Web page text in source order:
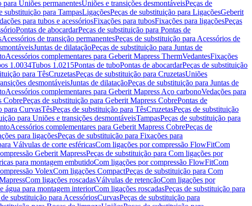
para Uniões permanentesUniões e transições desmontáveisPeças de
substituição para TampasLigaçõesPeças de substituição para LigaçõesGeberit
para tubos e acessóriosFixações para tubosFixações para ligaçõesPeças
Pontas de abocardarPeças de substituição para Pontas de
Acessórios de transição permanentesPeças de substituição para Acessórios de
Juntas de dilataçãoPeças de substituição para Juntas de
Acessórios complementares para Geberit Mapress ThermVedantesFixações
1.0034Tubos 1.0215Pontas de tuboPontas de abocardarPeças de substituição
para TêsCruzetasPeças de substituição para CruzetasUniões
desmontáveisJuntas de dilataçãoPeças de substituição para Juntas de
Acessórios complementares para Geberit Mapress Aço carbonoVedações para
CobrePeças de substituição para Geberit Mapress CobrePontas de
para CurvasTêsPeças de substituição para TêsCruzetasPeças de substituição
para Uniões e transições desmontáveisTampasPeças de substituição para
Acessórios complementares para Geberit Mapress CobrePeças de
para ligaçõesPeças de substituição para Fixações para
Válvulas de corte esféricasCom ligações por compressão FlowFitCom
Geberit MapressPeças de substituição para Com ligações por
para montagem embutidoCom ligações por compressão FlowFitCom
VolexCom ligações CompactPeças de substituição para Com
Com ligações roscadasVálvulas de retençãoCom ligações por
água para montagem interiorCom ligações roscadasPeças de substituição para
de substituição para AcessóriosCurvasPeças de substituição para